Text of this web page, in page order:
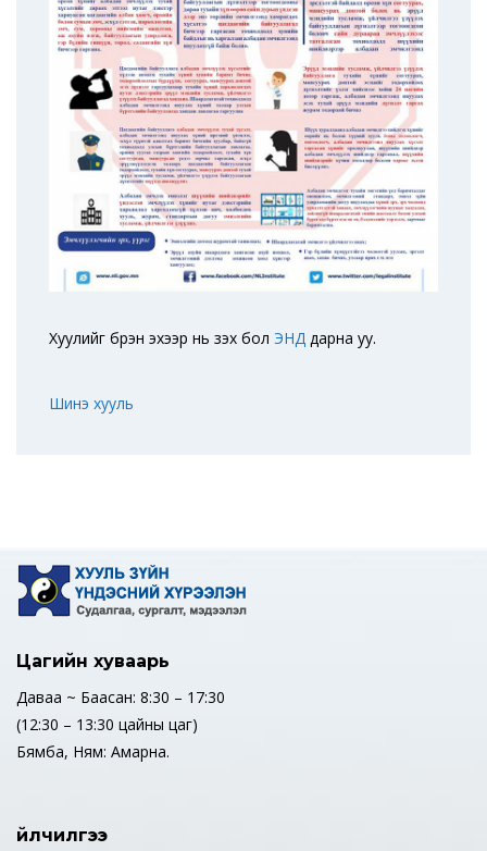
Хуулийг бүрэн эхээр нь үзэх бол ЭНД дарна уу.
Шинэ хууль
Цагийн хуваарь
Даваа ~ Баасан: 8:30 – 17:30
(12:30 – 13:30 цайны цаг)
Бямба, Ням: Амарна.
Үйлчилгээ